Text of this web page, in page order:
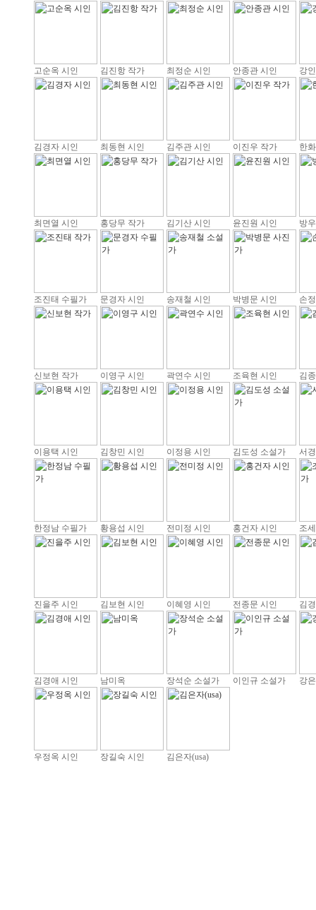
고순옥 시인 김진항 작가 최정순 시인 안종관 시인 강
김경자 시인 최동현 시인 김주관 시인 이진우 작가 한
최면열 시인 홍당무 작가 김기산 시인 윤진원 시인 방
조진태 수필가 문경자 시인 송재철 시인 박병문 시인 손
신보현 작가 이영구 시인 곽연수 시인 조육현 시인 김
이용택 시인 김창민 시인 이정용 시인 김도성 소설가 서
한정남 수필가 황용섭 시인 전미정 시인 홍건자 시인 조
진을주 시인 김보현 시인 이혜영 시인 전종문 시인 김
김경애 시인 남미옥 장석순 소설가 이인규 소설가 강
우정옥 시인 장길숙 시인 김은자(usa)